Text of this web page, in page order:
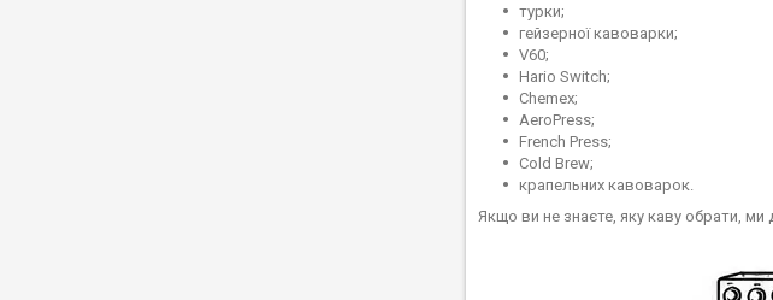
турки;
гейзерної кавоварки;
V60;
Hario Switch;
Chemex;
AeroPress;
French Press;
Cold Brew;
крапельних кавоварок.
Якщо ви не знаєте, яку каву обрати,